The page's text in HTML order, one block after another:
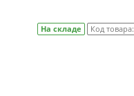
На складе Код товара: